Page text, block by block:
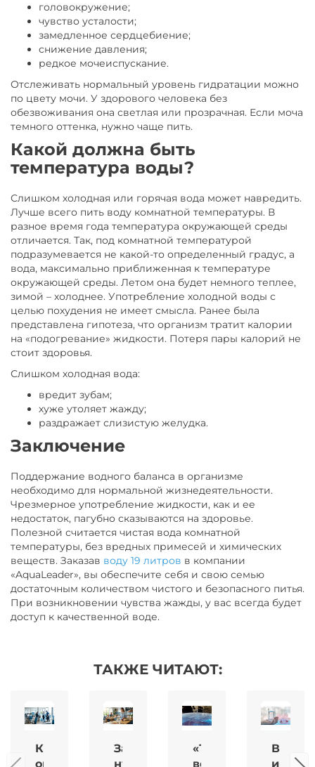
головокружение;
чувство усталости;
замедленное сердцебиение;
снижение давления;
редкое мочеиспускание.
Отслеживать нормальный уровень гидратации можно
по цвету мочи. У здорового человека без
обезвоживания она светлая или прозрачная. Если моча
темного оттенка, нужно чаще пить.
Какой должна быть
температура воды?
Слишком холодная или горячая вода может навредить.
Лучше всего пить воду комнатной температуры. В
разное время года температура окружающей среды
отличается. Так, под комнатной температурой
подразумевается не какой-то определенный градус, а
вода, максимально приближенная к температуре
окружающей среды. Летом она будет немного теплее,
зимой – холоднее. Употребление холодной воды с
целью похудения не имеет смысла. Ранее была
представлена гипотеза, что организм тратит калории
на «подогревание» жидкости. Потеря пары калорий не
стоит здоровья.
Слишком холодная вода:
вредит зубам;
хуже утоляет жажду;
раздражает слизистую желудка.
Заключение
Поддержание водного баланса в организме
необходимо для нормальной жизнедеятельности.
Чрезмерное употребление жидкости, как и ее
недостаток, пагубно сказываются на здоровье.
Полезной считается чистая вода комнатной
температуры, без вредных примесей и химических
веществ. Заказав воду 19 литров в компании
«AquaLeader», вы обеспечите себя и свою семью
достаточным количеством чистого и безопасного питья.
При возникновении чувства жажды, у вас всегда будет
доступ к качественной воде.
ТАКЖЕ ЧИТАЮТ:
Как
организовать
Зачем
нужны
«Тяжёлая
вода»:
Вода
и